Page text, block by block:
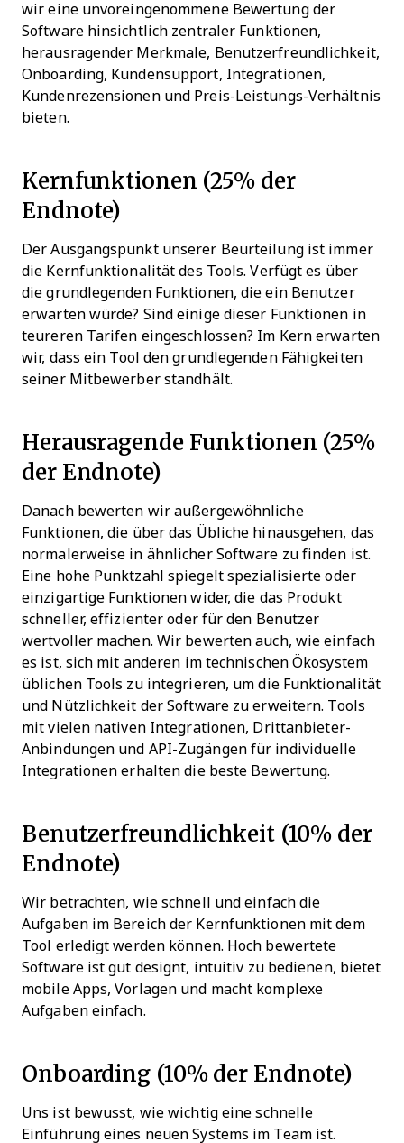
wir eine unvoreingenommene Bewertung der
Software hinsichtlich zentraler Funktionen,
herausragender Merkmale, Benutzerfreundlichkeit,
Onboarding, Kundensupport, Integrationen,
Kundenrezensionen und Preis-Leistungs-Verhältnis
bieten.
Kernfunktionen (25% der
Endnote)
Der Ausgangspunkt unserer Beurteilung ist immer
die Kernfunktionalität des Tools. Verfügt es über
die grundlegenden Funktionen, die ein Benutzer
erwarten würde? Sind einige dieser Funktionen in
teureren Tarifen eingeschlossen? Im Kern erwarten
wir, dass ein Tool den grundlegenden Fähigkeiten
seiner Mitbewerber standhält.
Herausragende Funktionen (25%
der Endnote)
Danach bewerten wir außergewöhnliche
Funktionen, die über das Übliche hinausgehen, das
normalerweise in ähnlicher Software zu finden ist.
Eine hohe Punktzahl spiegelt spezialisierte oder
einzigartige Funktionen wider, die das Produkt
schneller, effizienter oder für den Benutzer
wertvoller machen. Wir bewerten auch, wie einfach
es ist, sich mit anderen im technischen Ökosystem
üblichen Tools zu integrieren, um die Funktionalität
und Nützlichkeit der Software zu erweitern. Tools
mit vielen nativen Integrationen, Drittanbieter-
Anbindungen und API-Zugängen für individuelle
Integrationen erhalten die beste Bewertung.
Benutzerfreundlichkeit (10% der
Endnote)
Wir betrachten, wie schnell und einfach die
Aufgaben im Bereich der Kernfunktionen mit dem
Tool erledigt werden können. Hoch bewertete
Software ist gut designt, intuitiv zu bedienen, bietet
mobile Apps, Vorlagen und macht komplexe
Aufgaben einfach.
Onboarding (10% der Endnote)
Uns ist bewusst, wie wichtig eine schnelle
Einführung eines neuen Systems im Team ist.